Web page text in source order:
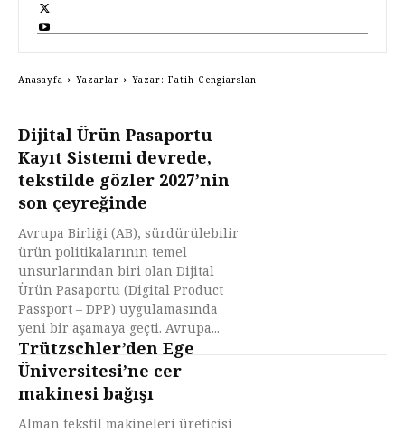
Dijital Ürün Pasaportu
Kayıt Sistemi devrede,
tekstilde gözler 2027’nin
son çeyreğinde
Avrupa Birliği (AB), sürdürülebilir
ürün politikalarının temel
unsurlarından biri olan Dijital
Ürün Pasaportu (Digital Product
Passport – DPP) uygulamasında
yeni bir aşamaya geçti. Avrupa...
Trützschler’den Ege
Üniversitesi’ne cer
makinesi bağışı
Alman tekstil makineleri üreticisi
Anasayfa Yazarlar Yazar: Fatih Cengiarslan